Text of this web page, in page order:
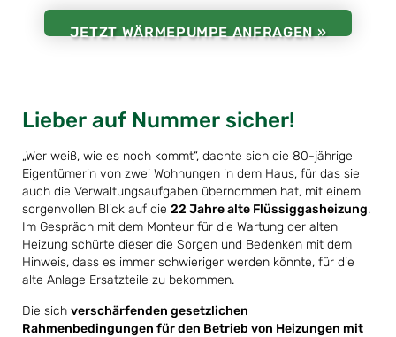
JETZT WÄRMEPUMPE ANFRAGEN »
Lieber auf Nummer sicher!
„Wer weiß, wie es noch kommt“, dachte sich die 80-jährige
Eigentümerin von zwei Wohnungen in dem Haus, für das sie
auch die Verwaltungsaufgaben übernommen hat, mit einem
sorgenvollen Blick auf die 22 Jahre alte Flüssiggasheizung.
Im Gespräch mit dem Monteur für die Wartung der alten
Heizung schürte dieser die Sorgen und Bedenken mit dem
Hinweis, dass es immer schwieriger werden könnte, für die
alte Anlage Ersatzteile zu bekommen.
Die sich verschärfenden gesetzlichen
Rahmenbedingungen für den Betrieb von Heizungen mit